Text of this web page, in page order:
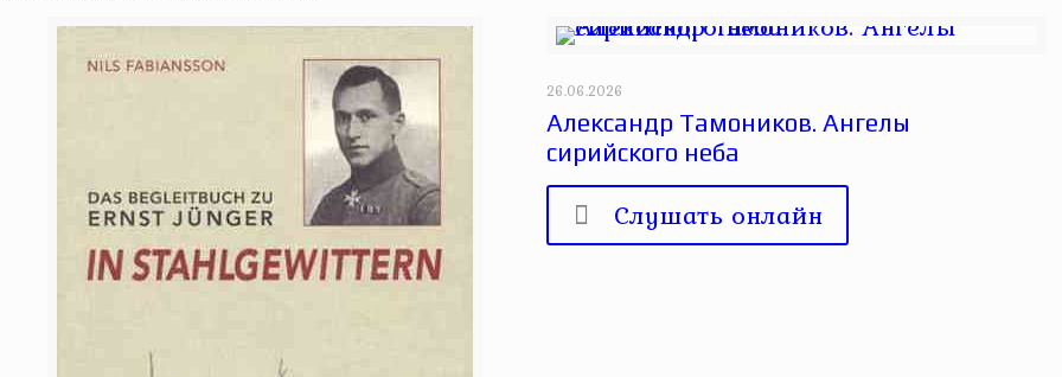
26.06.2026
Александр Тамоников. Ангелы
сирийского неба
Слушать онлайн